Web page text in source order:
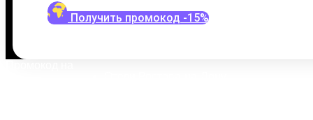
Получить промокод -15%